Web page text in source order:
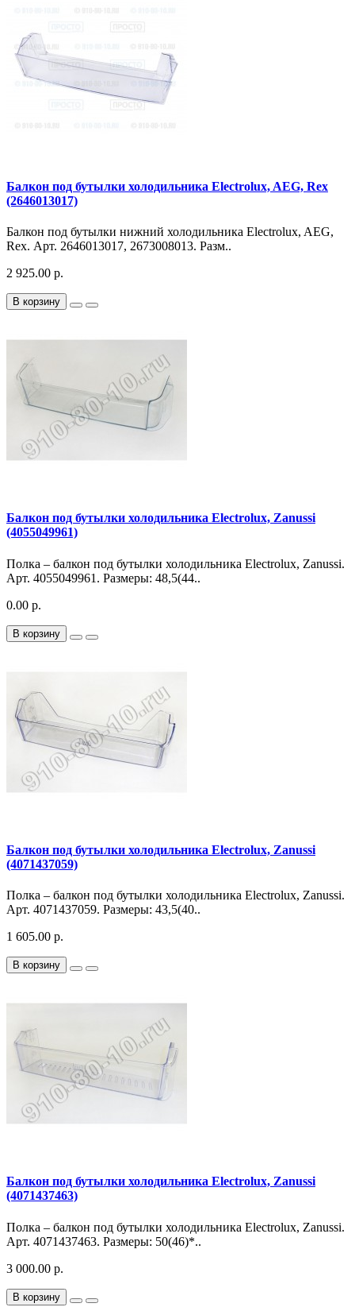
Балкон под бутылки холодильника Electrolux, AEG, Rex
(2646013017)
Балкон под бутылки нижний холодильника Electrolux, AEG,
Rex. Арт. 2646013017, 2673008013. Разм..
2 925.00 р.
В корзину
Балкон под бутылки холодильника Electrolux, Zanussi
(4055049961)
Полка – балкон под бутылки холодильника Electrolux, Zanussi.
Арт. 4055049961. Размеры: 48,5(44..
0.00 р.
В корзину
Балкон под бутылки холодильника Electrolux, Zanussi
(4071437059)
Полка – балкон под бутылки холодильника Electrolux, Zanussi.
Арт. 4071437059. Размеры: 43,5(40..
1 605.00 р.
В корзину
Балкон под бутылки холодильника Electrolux, Zanussi
(4071437463)
Полка – балкон под бутылки холодильника Electrolux, Zanussi.
Арт. 4071437463. Размеры: 50(46)*..
3 000.00 р.
В корзину